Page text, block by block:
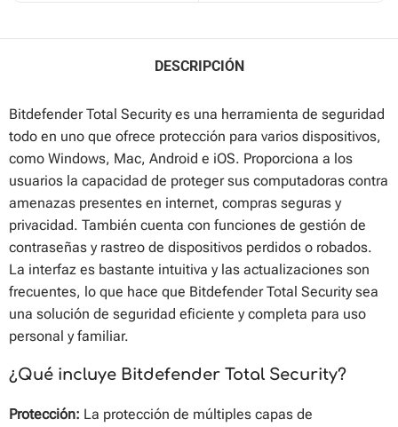
DESCRIPCIÓN
Bitdefender Total Security es una herramienta de seguridad
todo en uno que ofrece protección para varios dispositivos,
como Windows, Mac, Android e iOS. Proporciona a los
usuarios la capacidad de proteger sus computadoras contra
amenazas presentes en internet, compras seguras y
privacidad. También cuenta con funciones de gestión de
contraseñas y rastreo de dispositivos perdidos o robados.
La interfaz es bastante intuitiva y las actualizaciones son
frecuentes, lo que hace que Bitdefender Total Security sea
una solución de seguridad eficiente y completa para uso
personal y familiar.
¿Qué incluye Bitdefender Total Security?
Protección: La protección de múltiples capas de